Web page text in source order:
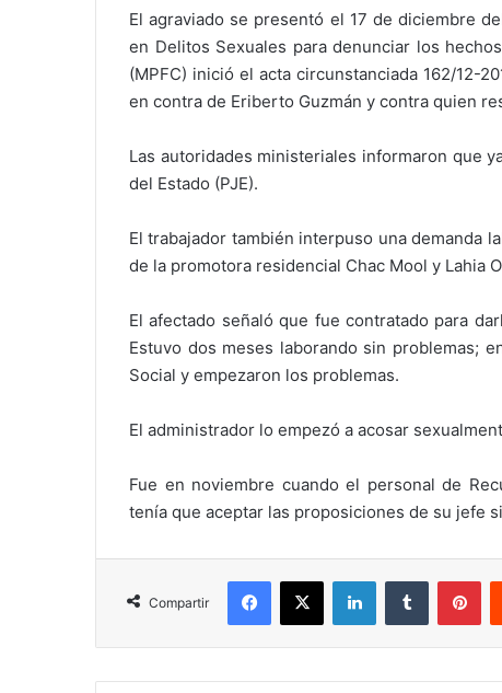
El agraviado se presentó el 17 de diciembre
en Delitos Sexuales para denunciar los
(MPFC) inició el acta circunstanciada 162/12-
en contra de Eriberto Guzmán y contra quien
Las autoridades ministeriales informaron que
del Estado (PJE).
El trabajador también interpuso una demanda
de la promotora residencial Chac Mool y Lahia
El afectado señaló que fue contratado para
Estuvo dos meses laborando sin problemas;
Social y empezaron los problemas.
El administrador lo empezó a acosar
Fue en noviembre cuando el personal de
tenía que aceptar las proposiciones de su jefe
Compartir
Facebook
X LinkedInTumblr